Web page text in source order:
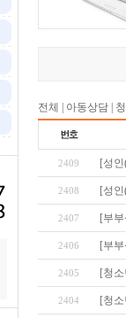
전체 아동상담
2409 [성
2408 [성
2407 [부
2406 [부
2405 [청
2404 [청